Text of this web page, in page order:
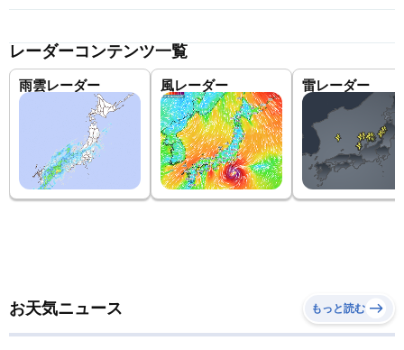
レーダーコンテンツ一覧
雨雲レーダー 風レーダー 雷レーダー
お天気ニュース もっと読む